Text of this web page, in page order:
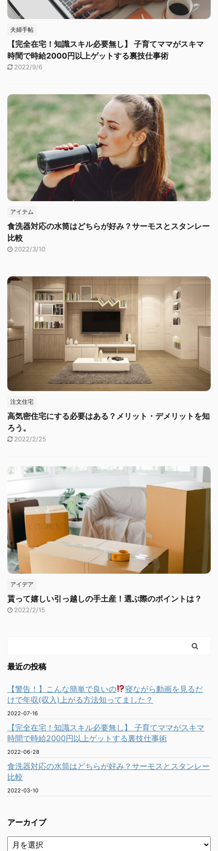
夫婦手帖
【完全在宅！知識スキル必要無し】 子育てママがスキマ
時間で時給2000円以上ゲットする裏技仕事術
2022/9/6
アイテム
食洗器対応の水筒はどちらが好み？サーモスとスタンレー
比較
2022/3/10
注文住宅
高気密住宅にする必要はある？メリット・デメリットを知
ろう。
2022/2/25
アイデア
貰って嬉しい引っ越しの手土産！選ぶ際のポイントは？
2022/2/15
最近の投稿
【警告！】こんな簡単で良いの
寝ながら動画を見るだ
けで年収(収入)上がる方法知ってました？
2022-07-16
【完全在宅！知識スキル必要無し】 子育てママがスキマ
時間で時給2000円以上ゲットする裏技仕事術
2022-06-28
食洗器対応の水筒はどちらが好み？サーモスとスタンレー
比較
2022-03-10
アーカイブ